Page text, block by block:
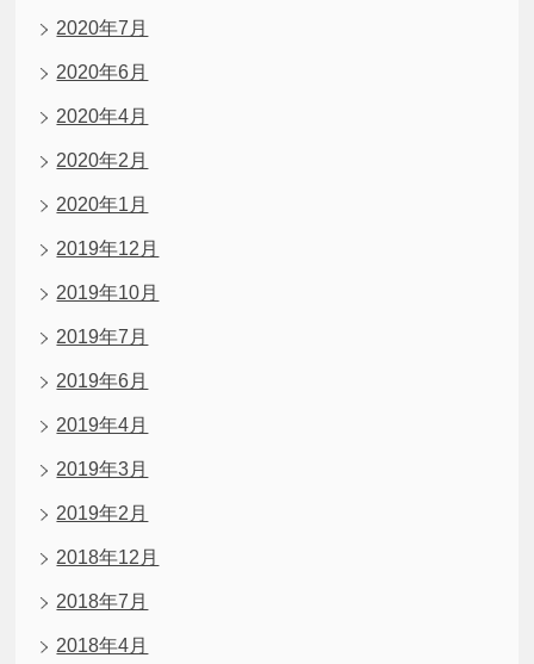
2020年7月
2020年6月
2020年4月
2020年2月
2020年1月
2019年12月
2019年10月
2019年7月
2019年6月
2019年4月
2019年3月
2019年2月
2018年12月
2018年7月
2018年4月